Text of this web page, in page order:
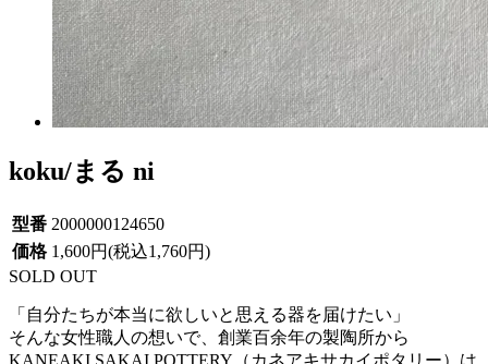
koku/まる ni
型番 2000000124650
価格 1,600円(税込1,760円)
SOLD OUT
「自分たちが本当に欲しいと思える器を届けたい」
そんな女性職人の想いで、創業百余年の製陶所から
KANEAKI SAKAI POTTERY（カネアキサカイポタリー）は